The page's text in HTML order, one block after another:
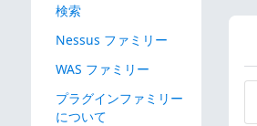
検索
Nessus ファミリー
WAS ファミリー
プラグインファミリー
について